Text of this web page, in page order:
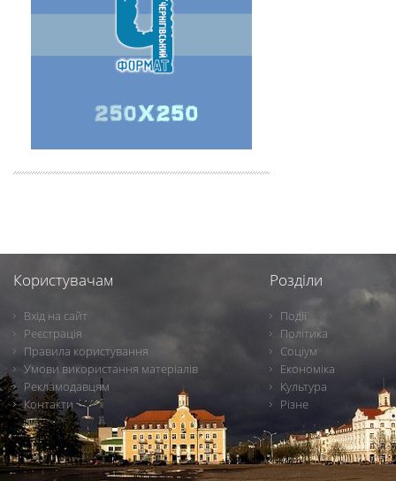
Користувачам
Вхід на сайт
Реєстрація
Правила користування
Умови використання матеріалів
Рекламодавцям
Контакти
Розділи
Події
Політика
Соціум
Економіка
Культура
Різне